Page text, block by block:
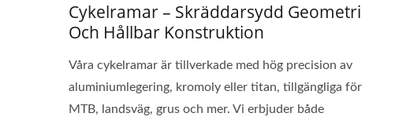
Cykelramar – Skräddarsydd Geometri
Och Hållbar Konstruktion
Våra cykelramar är tillverkade med hög precision av
aluminiumlegering, kromoly eller titan, tillgängliga för
MTB, landsväg, grus och mer. Vi erbjuder både